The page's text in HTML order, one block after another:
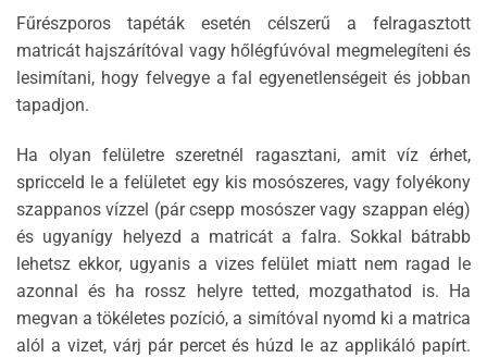
Fűrészporos tapéták esetén célszerű a felragasztott
matricát hajszárítóval vagy hőlégfúvóval megmelegíteni és
lesimítani, hogy felvegye a fal egyenetlenségeit és jobban
tapadjon.
Ha olyan felületre szeretnél ragasztani, amit víz érhet,
spricceld le a felületet egy kis mosószeres, vagy folyékony
szappanos vízzel (pár csepp mosószer vagy szappan elég)
és ugyanígy helyezd a matricát a falra. Sokkal bátrabb
lehetsz ekkor, ugyanis a vizes felület miatt nem ragad le
azonnal és ha rossz helyre tetted, mozgathatod is. Ha
megvan a tökéletes pozíció, a simítóval nyomd ki a matrica
alól a vizet, várj pár percet és húzd le az applikáló papírt.